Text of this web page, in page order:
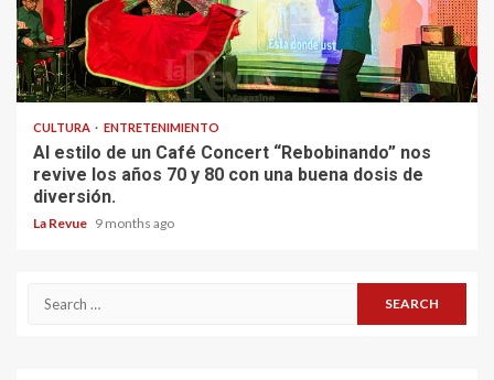
CULTURA ENTRETENIMIENTO
Al estilo de un Café Concert “Rebobinando” nos
revive los años 70 y 80 con una buena dosis de
diversión.
La Revue 9 months ago
Search